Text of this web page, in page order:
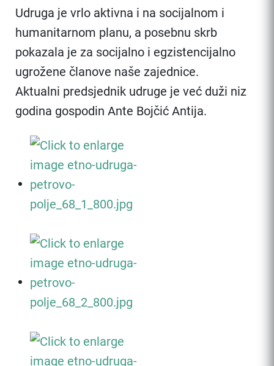
Udruga je vrlo aktivna i na socijalnom i
humanitarnom planu, a posebnu skrb
pokazala je za socijalno i egzistencijalno
ugrožene članove naše zajednice.
Aktualni predsjednik udruge je već duži niz
godina gospodin Ante Bojčić Antija.